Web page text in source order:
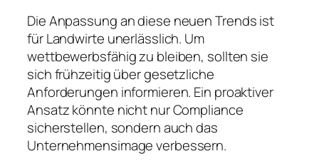
Die Anpassung an diese neuen Trends ist
für Landwirte unerlässlich. Um
wettbewerbsfähig zu bleiben, sollten sie
sich frühzeitig über gesetzliche
Anforderungen informieren. Ein proaktiver
Ansatz könnte nicht nur Compliance
sicherstellen, sondern auch das
Unternehmensimage verbessern.